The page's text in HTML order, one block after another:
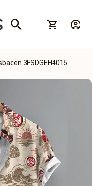
3FSDGEH4015